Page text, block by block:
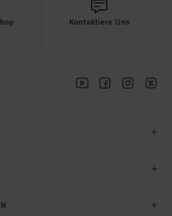
Kontaktiere Uns